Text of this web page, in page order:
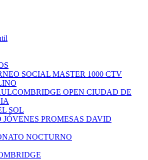
SOCIAL MASTER 1000 CTV
OPEN CIUDAD DE
SOL
JÓVENES PROMESAS DAVID
NOCTURNO